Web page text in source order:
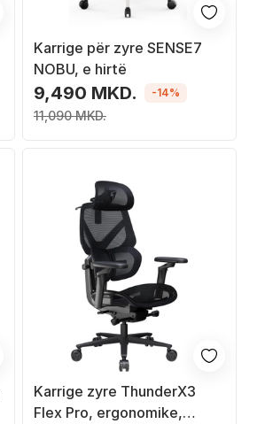
Karrige për zyre SENSE7
NOBU, e hirtë
9,490 MKD.
11,090 MKD.
-14%
Karrige zyre ThunderX3
Flex Pro, ergonomike,